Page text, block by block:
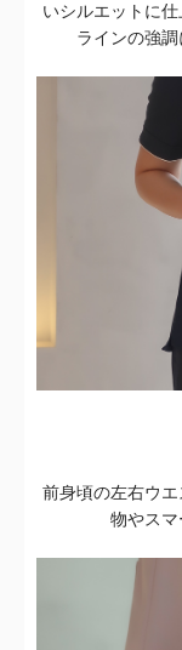
いシルエットに
ラインの強調
前身頃の左右ウ
物やスマ